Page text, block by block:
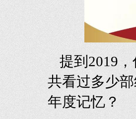
提到2019
共看过多少
年度记忆？